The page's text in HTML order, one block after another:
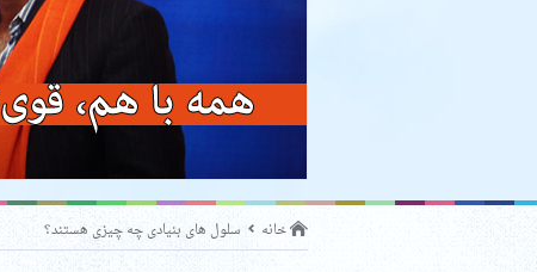
خانه سلول های بنیادی چه چیزی هستند؟